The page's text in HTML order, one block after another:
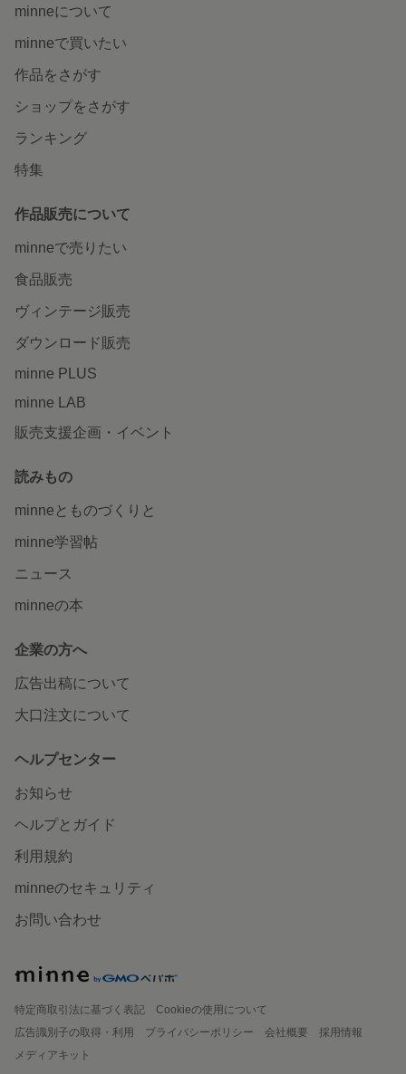
minneについて
minneで買いたい
作品をさがす
ショップをさがす
ランキング
特集
作品販売について
minneで売りたい
食品販売
ヴィンテージ販売
ダウンロード販売
minne PLUS
minne LAB
販売支援企画・イベント
読みもの
minneとものづくりと
minne学習帖
ニュース
minneの本
企業の方へ
広告出稿について
大口注文について
ヘルプセンター
お知らせ
ヘルプとガイド
利用規約
minneのセキュリティ
お問い合わせ
特定商取引法に基づく表記
Cookieの使用について
広告識別子の取得・利用
プライバシーポリシー 会社概要
採用情報
メディアキット